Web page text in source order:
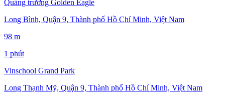
Quảng trường Golden Eagle
Long Bình, Quận 9, Thành phố Hồ Chí Minh, Việt Nam
98 m
1 phút
Vinschool Grand Park
Long Thạnh Mỹ, Quận 9, Thành phố Hồ Chí Minh, Việt Nam